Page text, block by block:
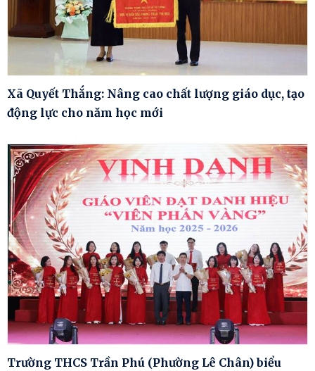
Xã Quyết Thắng: Nâng cao chất lượng giáo dục, tạo
động lực cho năm học mới
Trường THCS Trần Phú (Phường Lê Chân) biểu